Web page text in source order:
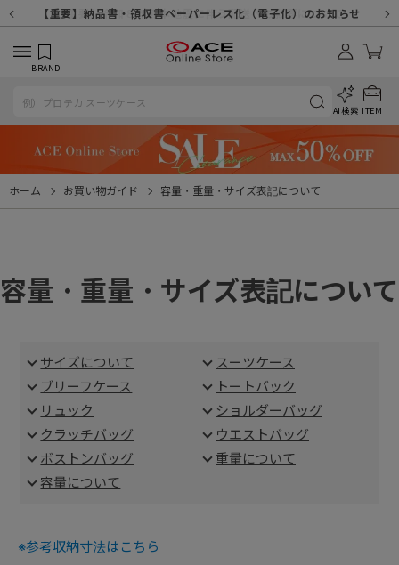
【重要】令和８年熊本地震に伴う配送への影響について
【重要】納品書・領収書ペーパーレス化（電子化）のお知らせ
【重要】天候不良や交通状況・物量増等に伴う配送への影響について
【重要】悪質な詐欺サイトにご注意ください
【重要】各種メールが届かない場合に関しまして
【重要】お問い合わせのご対応に関しまして
【重要】SNSのなりすまし詐欺にご注意ください
BRAND
AI検索 ITEM
ホーム お買い物ガイド 容量・重量・サイズ表記について
容量・重量・サイズ表記について
サイズについて
スーツケース
ブリーフケース
トートバック
リュック
ショルダーバッグ
クラッチバッグ
ウエストバッグ
ボストンバッグ
重量について
容量について
※参考収納寸法はこちら